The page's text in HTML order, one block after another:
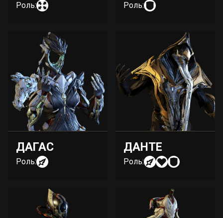
Роль: Роль:
ДАГАС
Роль:
ДАНТЕ
Роль: